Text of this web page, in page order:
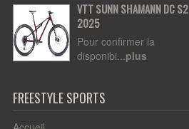
VTT SUNN SHAMANN DC S2
2025
Pour confirmer la
disponibi...plus
FREESTYLE SPORTS